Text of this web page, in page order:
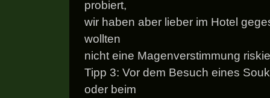
probiert,
wir haben aber lieber im Hotel
wollten
nicht eine Magenverstimmung
Tipp 3: Vor dem Besuch eines
oder beim